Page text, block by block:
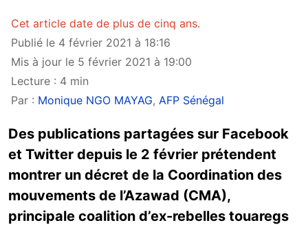
Cet article date de plus de cinq ans.
Publié le 4 février 2021 à 18:16
Mis à jour le 5 février 2021 à 19:00
Lecture : 4 min
Par : Monique NGO MAYAG, AFP Sénégal
Des publications partagées sur Facebook
et Twitter depuis le 2 février prétendent
montrer un décret de la Coordination des
mouvements de l’Azawad (CMA),
principale coalition d’ex-rebelles touaregs